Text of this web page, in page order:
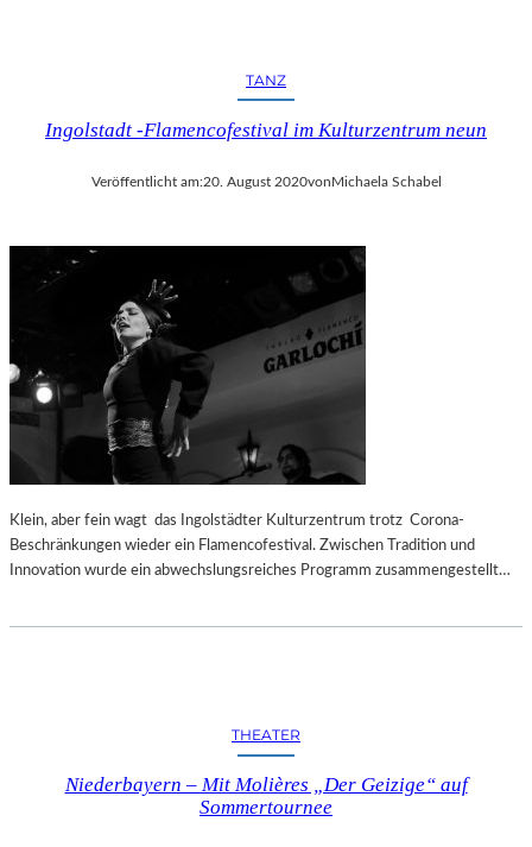
TANZ
Ingolstadt -Flamencofestival im Kulturzentrum neun
Veröffentlicht am:20. August 2020vonMichaela Schabel
Klein, aber fein wagt das Ingolstädter Kulturzentrum trotz Corona-
Beschränkungen wieder ein Flamencofestival. Zwischen Tradition und
Innovation wurde ein abwechslungsreiches Programm zusammengestellt…
THEATER
Niederbayern – Mit Molières „Der Geizige“ auf
Sommertournee